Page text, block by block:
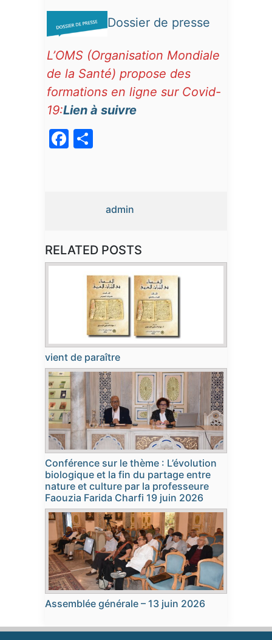
Dossier de presse
L’OMS (Organisation Mondiale
de la Santé) propose des
formations en ligne sur Covid-
19:Lien à suivre
Facebook
admin
RELATED POSTS
vient de paraître
Conférence sur le thème : L’évolution
biologique et la fin du partage entre
nature et culture par la professeure
Faouzia Farida Charfi 19 juin 2026
Assemblée générale – 13 juin 2026